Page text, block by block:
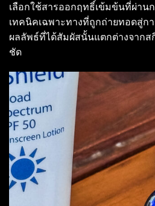
เลือกใช้สารออกฤทธิ์เข้มข้นที่ผ่าน
เทคนิคเฉพาะทางที่ถูกถ่ายทอดสู่ก
ผลลัพธ์ที่ได้สัมผัสนั้นแตกต่างจากส
ชัด